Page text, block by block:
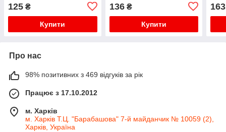
125 ₴
Купити
136₴
Купити
163
Про нас
98% позитивних з 469 відгуків за рік
Працює з 17.10.2012
м. Харків
м. Харків Т.Ц. "Барабашова" 7-й майданчик № 10059 (2),
Харків, Україна